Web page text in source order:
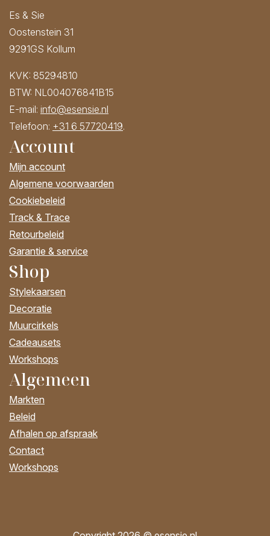
Es & Sie
Oostenstein 31
9291GS Kollum
KVK: 85294810
BTW: NL004076841B15
E-mail: info@esensie.nl
Telefoon: +31 6 57720419.
Account
Mijn account
Algemene voorwaarden
Cookiebeleid
Track & Trace
Retourbeleid
Garantie & service
Shop
Stylekaarsen
Decoratie
Muurcirkels
Cadeausets
Workshops
Algemeen
Markten
Beleid
Afhalen op afspraak
Contact
Workshops